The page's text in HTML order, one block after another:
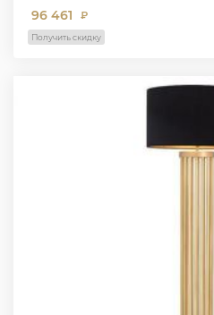
96 461 ₽
Получить скидку